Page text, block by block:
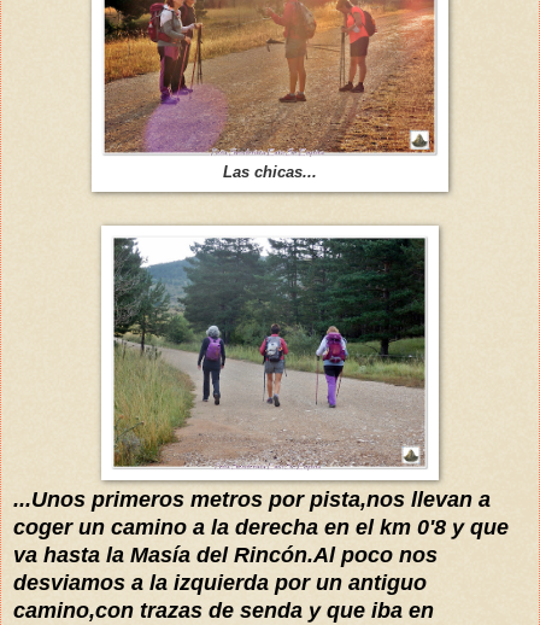
Las chicas...
...Unos primeros metros por pista,nos llevan a
coger un camino a la derecha en el km 0'8 y que
va hasta la Masía del Rincón.Al poco nos
desviamos a la izquierda por un antiguo
camino,con trazas de senda y que iba en